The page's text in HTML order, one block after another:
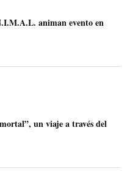
animan evento en
un viaje a través del